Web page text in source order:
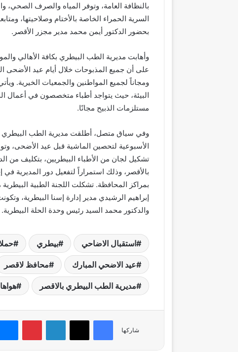
بالنظافة العامة، وتوفر المياه والصرف الصحي،
السرية الحمراء الخاصة بالأختام وصلاحيتها،
بحضور الدكتور أيمن محمد مدير مجزر الأقصر.
وأهابت مديرية الطب البيطري بكافة الأهالي
على أن جميع المذبوحات خلال أيام عيد الأضحى
ومجاناً لجميع المواطنين والجمعيات الخيرية.
البيئة، حيث يتواجد أطباء متخصصون في أعمال
مستلزمات الذبيح مجانًا.
وفي سياق متصل، أطلقت مديرية الطب البيطري
الأسبوعية لتحصين الماشية قبل عيد الأضحى،
تشكيل لجان من الأطباء البيطريين، بتكليف من
بالأقصر، وذلك استمراراً لتفعيل دور المديرية
بمراكز المحافظة. تشكلت اللجنة الطبية
إبراهيم الرشيدي مدير إدارة إسنا البيطرية،
والدكتور محمد السيد رئيس وحدة الحلة البيطرية.
استقبال الاضاحي بيطري
عيد الاضحي المبارك محافظ لاقصر
مديرية الطب البيطري بالاقصر
شاركها
فيسبوك ‫X لينكدإن